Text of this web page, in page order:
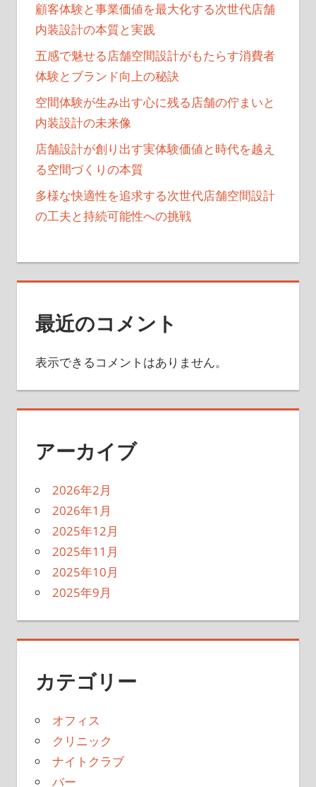
顧客体験と事業価値を最大化する次世代店舗
内装設計の本質と実践
五感で魅せる店舗空間設計がもたらす消費者
体験とブランド向上の秘訣
空間体験が生み出す心に残る店舗の佇まいと
内装設計の未来像
店舗設計が創り出す実体験価値と時代を越え
る空間づくりの本質
多様な快適性を追求する次世代店舗空間設計
の工夫と持続可能性への挑戦
最近のコメント
表示できるコメントはありません。
アーカイブ
2026年2月
2026年1月
2025年12月
2025年11月
2025年10月
2025年9月
カテゴリー
オフィス
クリニック
ナイトクラブ
バー